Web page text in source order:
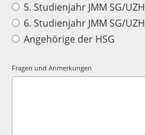
5. Studienjahr JMM SG/UZH
6. Studienjahr JMM SG/UZH
Angehörige der HSG
Fragen und Anmerkungen